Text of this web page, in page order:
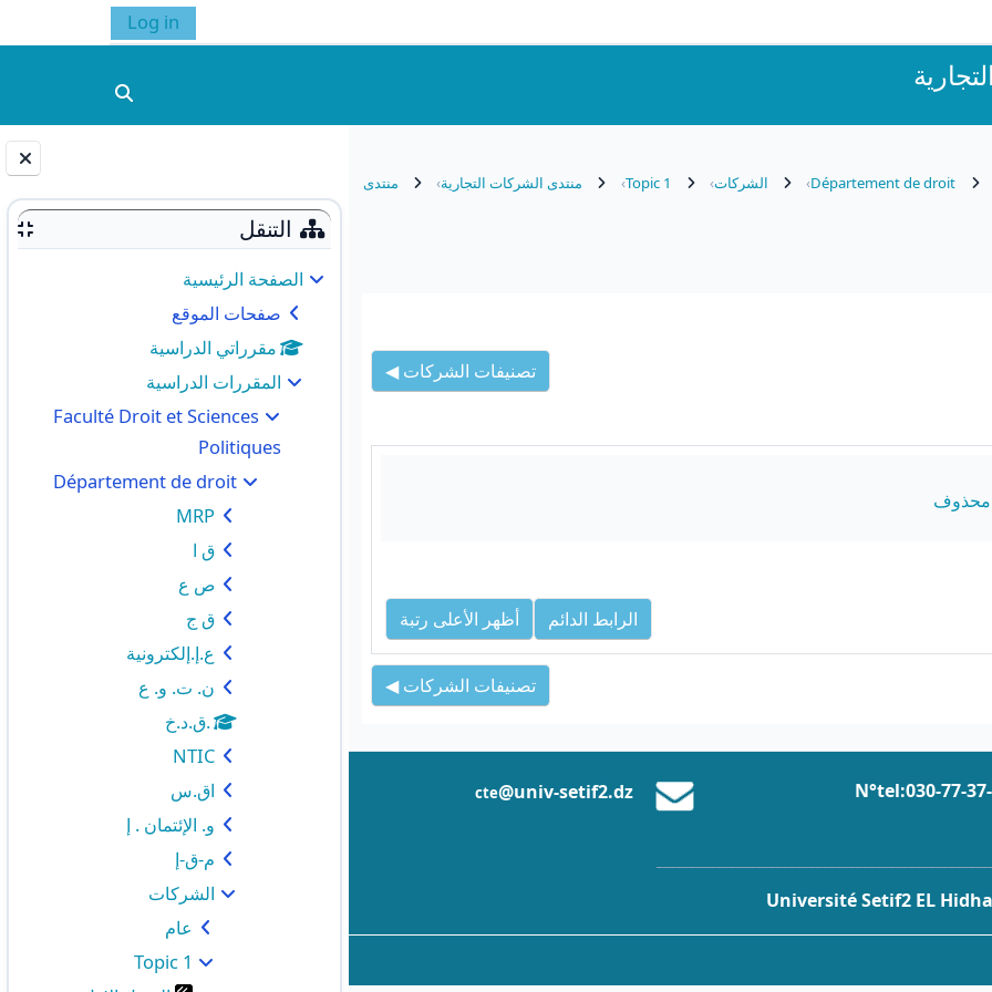
الكتلالتنقل
الصفحة الرئيسية
صفحات الموقع
مقرراتي الدراسية
المقررات الدراسية
Faculté Droit et Sciences
Politiques
Département de droit
MRP
ق ا
ص ع
ق ج
ع.إ.إلكترونية
ن. ت. و. ع
.ق.د.خ
NTIC
اق.س
و. الإئتمان . إ
م-ق-إ
الشركات
عام
Topic 1
Log in
Département de droit الشركات Topic 1 منتدى الشركات التجارية منتدى
تصنيفات الشركات ◀︎
الرابط الدائم أظهر الأعلى رتبة
تصنيفات الشركات ◀︎
N°tel:030-77-37
cte@univ-setif2.dz